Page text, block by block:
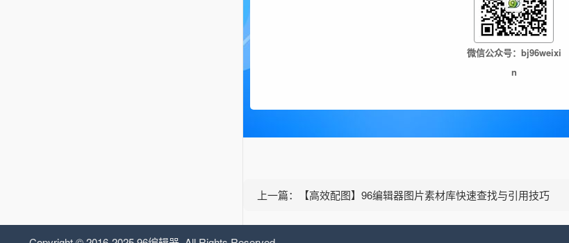
微信公众号：bj96weixi
n
上一篇：【高效配图】96编辑器图片素材库快速查找与引用技巧